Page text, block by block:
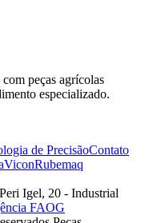
peças agrícolas
especializado.
de PrecisãoContato
ViconRubemaq
Igel, 20 - Industrial
FAOG